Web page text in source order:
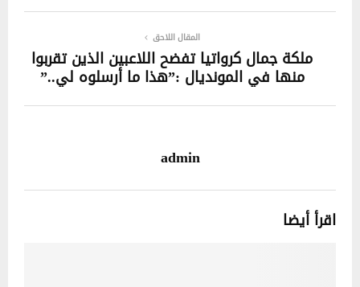
المقال اللاحق
ملكة جمال كرواتيا تفضح اللاعبين الذين تقربوا
منها في المونديال :”هذا ما أرسلوه لي..”
admin
اقرأ أيضا